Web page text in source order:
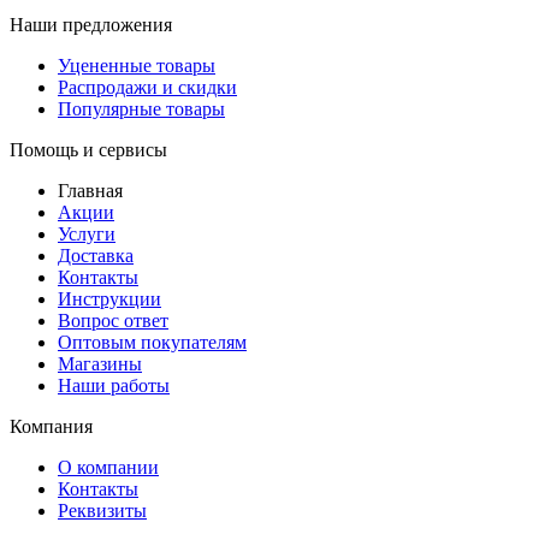
Наши предложения
Уцененные товары
Распродажи и скидки
Популярные товары
Помощь и сервисы
Главная
Акции
Услуги
Доставка
Контакты
Инструкции
Вопрос ответ
Оптовым покупателям
Магазины
Наши работы
Компания
О компании
Контакты
Реквизиты